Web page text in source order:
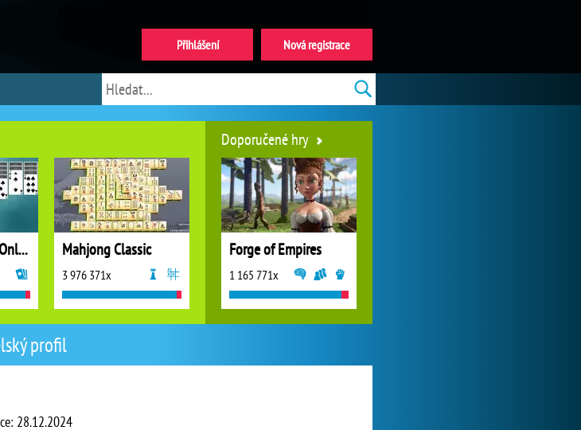
profil
28.12.2024
Spider Solitaire Online Mahjong Classic
3 976 371x
Doporučené hry
Forge of Empires
1 165 771x
Nová registrace
Přihlášení